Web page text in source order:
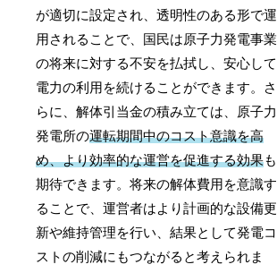
が適切に設定され、透明性のある形で運
用されることで、国民は原子力発電事業
の将来に対する不安を払拭し、安心して
電力の利用を続けることができます。さ
らに、解体引当金の積み立ては、原子力
発電所の運転期間中のコスト意識を高
め、より効率的な運営を促進する効果も
期待できます。将来の解体費用を意識す
ることで、運営者はより計画的な設備更
新や維持管理を行い、結果として発電コ
ストの削減にもつながると考えられま